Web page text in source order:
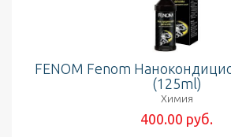
FENOM Fenom
(125ml)
Химия
400.00 руб.